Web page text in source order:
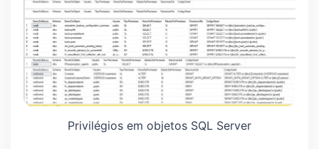
Privilégios em objetos SQL Server